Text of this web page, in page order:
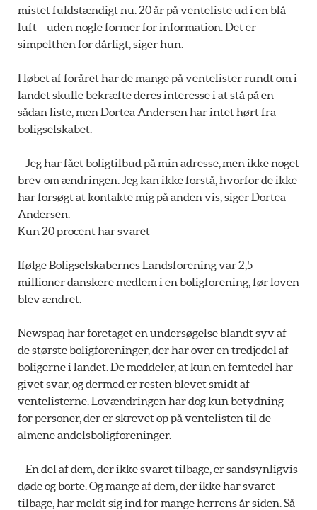
mistet fuldstændigt nu. 20 år på venteliste ud i en blå
luft – uden nogle former for information. Det er
simpelthen for dårligt, siger hun.
I løbet af foråret har de mange på ventelister rundt om i
landet skulle bekræfte deres interesse i at stå på en
sådan liste, men Dortea Andersen har intet hørt fra
boligselskabet.
– Jeg har fået boligtilbud på min adresse, men ikke noget
brev om ændringen. Jeg kan ikke forstå, hvorfor de ikke
har forsøgt at kontakte mig på anden vis, siger Dortea
Andersen.
Kun 20 procent har svaret
Ifølge Boligselskabernes Landsforening var 2,5
millioner danskere medlem i en boligforening, før loven
blev ændret.
Newspaq har foretaget en undersøgelse blandt syv af
de største boligforeninger, der har over en tredjedel af
boligerne i landet. De meddeler, at kun en femtedel har
givet svar, og dermed er resten blevet smidt af
ventelisterne. Lovændringen har dog kun betydning
for personer, der er skrevet op på ventelisten til de
almene andelsboligforeninger.
– En del af dem, der ikke svaret tilbage, er sandsynligvis
døde og borte. Og mange af dem, der ikke har svaret
tilbage, har meldt sig ind for mange herrens år siden. Så